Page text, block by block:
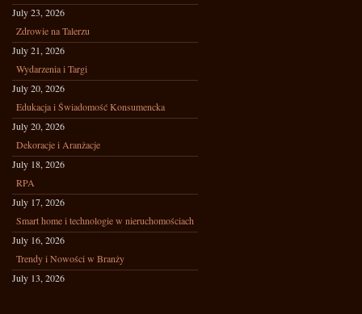
July 23, 2026
Zdrowie na Talerzu
July 21, 2026
Wydarzenia i Targi
July 20, 2026
Edukacja i Świadomość Konsumencka
July 20, 2026
Dekoracje i Aranżacje
July 18, 2026
RPA
July 17, 2026
Smart home i technologie w nieruchomościach
July 16, 2026
Trendy i Nowości w Branży
July 13, 2026